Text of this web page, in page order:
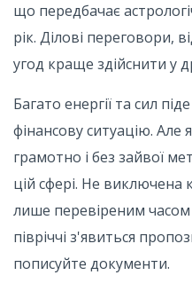
що передбачає
рік. Ділові переговори,
угод краще здійснити у
Багато енергії та сил
фінансову ситуацію.
грамотно і без зайвої
цій сфері. Не виключена
лише перевіреним
півріччі з'явиться
пописуйте документи.